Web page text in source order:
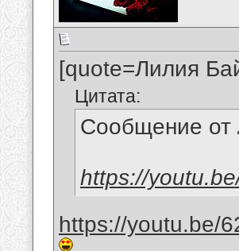
[quote=Лилия
Цитата:
Сообщение от
https://
https://youtu.be/